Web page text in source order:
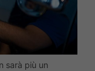
sarà più un